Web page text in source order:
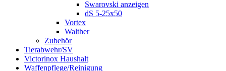
Swarovski anzeigen
dS 5-25x50
Vortex
Walther
Zubehör
Tierabwehr/SV
Victorinox Haushalt
Waffenpflege/Reinigung